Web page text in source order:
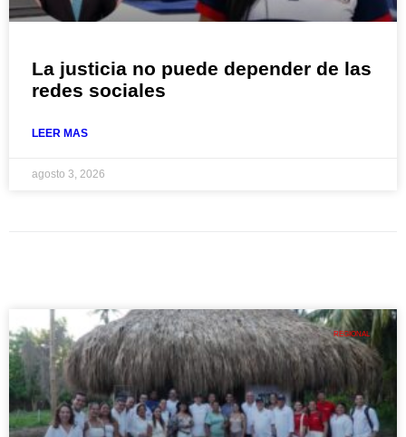
La justicia no puede depender de las
redes sociales
LEER MAS
agosto 3, 2026
REGIONAL